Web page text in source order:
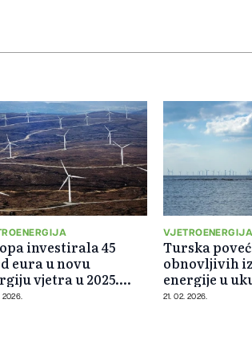
investirala 45
eura u novu
vjetra u 2025.
2026.
VJETROENERGIJA
Turska
obnovljivih
energije u
instaliranom
21. 02. 2026.